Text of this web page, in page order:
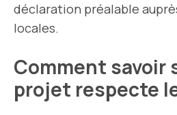
déclaration préalable
locales.
Comment savoir
projet respecte